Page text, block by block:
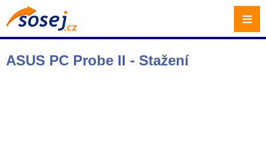
ASUS PC Probe II - Stažení
≡